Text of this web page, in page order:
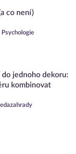
co není)
Psychologie
do jednoho dekoru:
kombinovat